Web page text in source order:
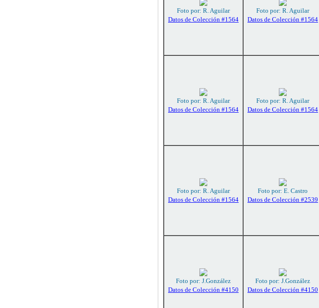
Foto por: R. Aguilar
Datos de Colección #1564
Foto por: R. Aguilar
Datos de Colección #1564
Foto por: R. Aguilar
Datos de Colección #1564
Foto por: R. Aguilar
Datos de Colección #1564
Foto por: R. Aguilar
Datos de Colección #1564
Foto por: E. Castro
Datos de Colección #2539
Foto por: J.González
Datos de Colección #4150
Foto por: J.González
Datos de Colección #4150